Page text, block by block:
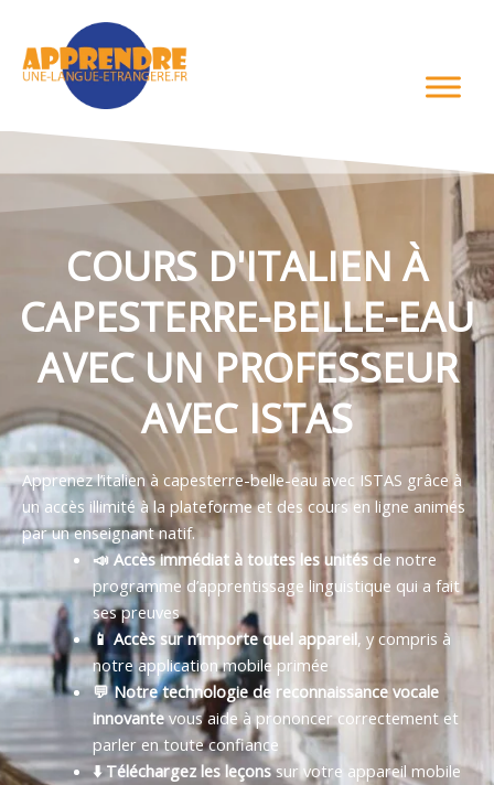
contenu
COURS D'ITALIEN À
CAPESTERRE-BELLE-EAU
AVEC UN PROFESSEUR
AVEC ISTAS
Apprenez l’italien à capesterre-belle-eau avec ISTAS grâce à
un accès illimité à la plateforme et des cours en ligne animés
par un enseignant natif.
📣 Accès immédiat à toutes les unitésde notre
programme d’apprentissage linguistique qui a fait
ses preuves
📱 Accès sur n’importe quel appareil, y compris à
notre application mobile primée
💬 Notre technologie de reconnaissance vocale
innovantevous aide à prononcer correctement et
parler en toute confiance
⬇️ Téléchargez les leçonssur votre appareil mobile